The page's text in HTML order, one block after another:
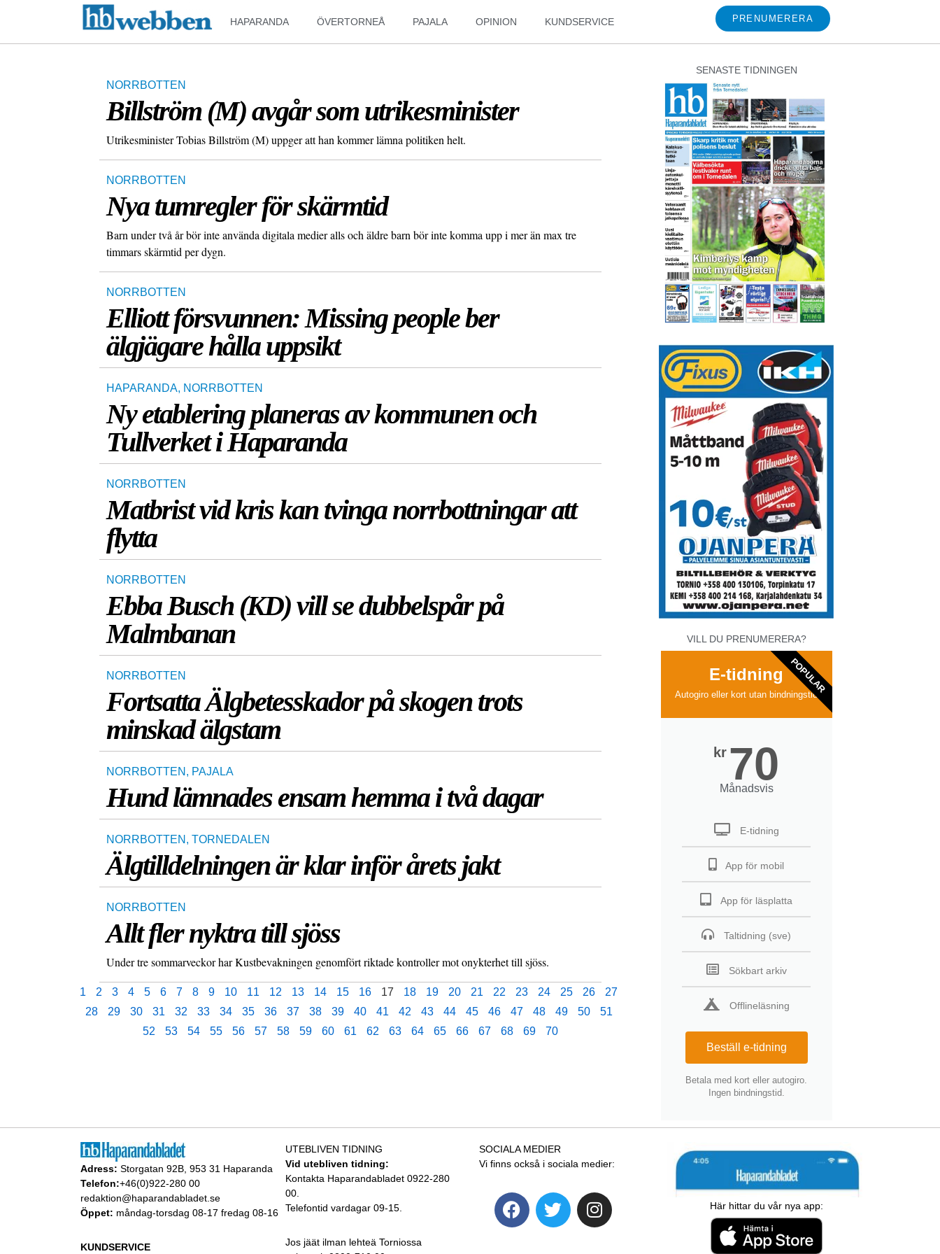
HAPARANDA ÖVERTORNEÅ PAJALA OPINION KUNDSERVICE PRENUMERERA
NORRBOTTEN
Billström (M) avgår som utrikesminister
Utrikesminister Tobias Billström (M) uppger att han kommer lämna politiken helt.
NORRBOTTEN
Nya tumregler för skärmtid
Barn under två år bör inte använda digitala medier alls och äldre barn bör inte komma upp i mer än max tre
timmars skärmtid per dygn.
NORRBOTTEN
Elliott försvunnen: Missing people ber
älgjägare hålla uppsikt
HAPARANDA, NORRBOTTEN
Ny etablering planeras av kommunen och
Tullverket i Haparanda
NORRBOTTEN
Matbrist vid kris kan tvinga norrbottningar att
flytta
NORRBOTTEN
Ebba Busch (KD) vill se dubbelspår på
Malmbanan
NORRBOTTEN
Fortsatta Älgbetesskador på skogen trots
minskad älgstam
NORRBOTTEN , PAJALA
Hund lämnades ensam hemma i två dagar
NORRBOTTEN , TORNEDALEN
Älgtilldelningen är klar inför årets jakt
NORRBOTTEN
Allt fler nyktra till sjöss
Under tre sommarveckor har Kustbevakningen genomfört riktade kontroller mot onykterhet till sjöss.
1 2 3 4 5 6 7 8 9 10 11 12 13 14 15 16 17 18 19 20 21 22 23 24 25 26
27
28
29 30 31 32 33 34 35 36 37 38 39 40 41 42 43 44 45 46 47 48 49 50
51
52
53 54 55 56 57 58 59 60 61 62 63 64 65 66 67 68 69 70
SENASTE TIDNINGEN
VILL DU PRENUMERERA?
E-tidning
Autogiro eller kort utan bindningstid
kr 70
Månadsvis
E-tidning
App för mobil
App för läsplatta
Taltidning (sve)
Sökbart arkiv
Offlineläsning
Beställ e-tidning
Betala med kort eller autogiro.
Ingen bindningstid.
POPULAR
Adress: Storgatan 92B, 953 31 Haparanda
Telefon:+46(0)922-280 00
redaktion@haparandabladet.se
Öppet: måndag-torsdag 08-17 fredag 08-16
KUNDSERVICE
UTEBLIVEN TIDNING
Vid utebliven tidning:
Kontakta Haparandabladet 0922-280
00.
Telefontid vardagar 09-15.
Jos jäät ilman lehteä Torniossa
SOCIALA MEDIER
Vi finns också i sociala medier:
Här hittar du vår nya app: